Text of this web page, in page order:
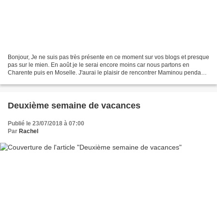
Bonjour, Je ne suis pas très présente en ce moment sur vos blogs et presque
pas sur le mien. En août je le serai encore moins car nous partons en
Charente puis en Moselle. J'aurai le plaisir de rencontrer Maminou pendant
Deuxième semaine de vacances
Publié le 23/07/2018 à 07:00
Par Rachel